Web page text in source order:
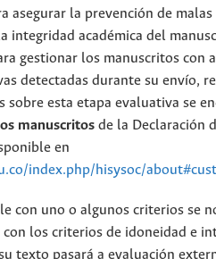
asegurar la prevención de
integridad académica del
gestionar los manuscritos con
detectadas durante su envío,
sobre esta etapa evaluativa se
manuscritos de la Declaración
en
index.php/hisysoc/
con uno o algunos criterios se
con los criterios de idoneidad e
texto pasará a evaluación